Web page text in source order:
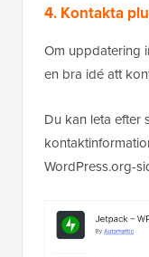
4. Kontakta
Om uppdatering
en bra idé att
Du kan leta efter
WordPress.org-